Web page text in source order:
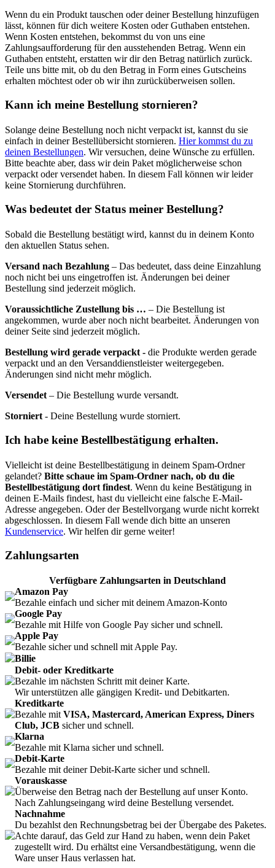
Wenn du ein Produkt tauschen oder deiner Bestellung hinzufügen
lässt, können für dich weitere Kosten oder Guthaben entstehen.
Wenn Kosten entstehen, bekommst du von uns eine
Zahlungsaufforderung für den ausstehenden Betrag. Wenn ein
Guthaben entsteht, erstatten wir dir den Betrag natürlich zurück.
Teile uns bitte mit, ob du den Betrag in Form eines Gutscheins
erhalten möchtest oder ob wir ihn zurücküberweisen sollen.
Kann ich meine Bestellung stornieren?
Solange deine Bestellung noch nicht verpackt ist, kannst du sie
einfach in deiner Bestellübersicht stornieren. Hier kommst du zu
deinen Bestellungen. Wir versuchen, deine Wünsche zu erfüllen.
Bitte beachte aber, dass wir dein Paket möglicherweise schon
verpackt oder versendet haben. In diesem Fall können wir leider
keine Stornierung durchführen.
Was bedeutet der Status meiner Bestellung?
Sobald die Bestellung bestätigt wird, kannst du in deinem Konto
den aktuellen Status sehen.
Versand nach Bezahlung – Das bedeutet, dass deine Einzahlung
noch nicht bei uns eingetroffen ist. Änderungen bei deiner
Bestellung sind jederzeit möglich.
Voraussichtliche Zustellung bis … – Die Bestellung ist
angekommen, wurde aber noch nicht bearbeitet. Änderungen von
deiner Seite sind jederzeit möglich.
Bestellung wird gerade verpackt - die Produkte werden gerade
verpackt und an den Versanddienstleister weitergegeben.
Änderungen sind nicht mehr möglich.
Versendet – Die Bestellung wurde versandt.
Storniert - Deine Bestellung wurde storniert.
Ich habe keine Bestellbestätigung erhalten.
Vielleicht ist deine Bestellbestätigung in deinem Spam-Ordner
gelandet? Bitte schaue im Spam-Ordner nach, ob du die
Bestellbestätigung dort findest. Wenn du keine Bestätigung in
deinen E-Mails findest, hast du vielleicht eine falsche E-Mail-
Adresse angegeben. Oder der Bestellvorgang wurde nicht korrekt
abgeschlossen. In diesem Fall wende dich bitte an unseren
Kundenservice. Wir helfen dir gerne weiter!
Zahlungsarten
Verfügbare Zahlungsarten in Deutschland
Amazon Pay
Bezahle einfach und sicher mit deinem Amazon-Konto
Google Pay
Bezahle mit Hilfe von Google Pay sicher und schnell.
Apple Pay
Bezahle sicher und schnell mit Apple Pay.
Billie
Debit- oder Kreditkarte
Bezahle im nächsten Schritt mit deiner Karte.
Wir unterstützen alle gängigen Kredit- und Debitkarten.
Kreditkarte
Bezahle mit VISA, Mastercard, American Express, Diners
Club, JCB sicher und schnell.
Klarna
Bezahle mit Klarna sicher und schnell.
Debit-Karte
Bezahle mit deiner Debit-Karte sicher und schnell.
Vorauskasse
Überweise den Betrag nach der Bestellung auf unser Konto.
Nach Zahlungseingang wird deine Bestellung versendet.
Nachnahme
Du bezahlst den Rechnungsbetrag bei der Übergabe des Paketes.
Achte darauf, das Geld zur Hand zu haben, wenn dein Paket
zugestellt wird. Du erhältst eine Versandbestätigung, wenn die
Ware unser Haus verlassen hat.